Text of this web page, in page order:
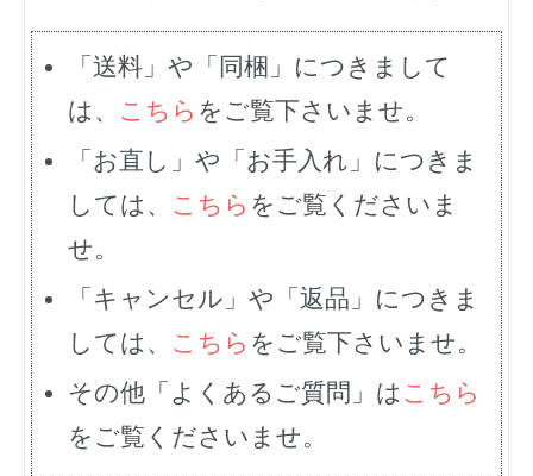
「送料」や「同梱」につきまして
は、 こちら をご覧下さいませ。
「お直し」や「お手入れ」につきま
しては、 こちら をご覧くださいま
せ。
「キャンセル」や「返品」につきま
しては、 こちら をご覧下さいませ。
その他「よくあるご質問」は こちら
をご覧くださいませ。